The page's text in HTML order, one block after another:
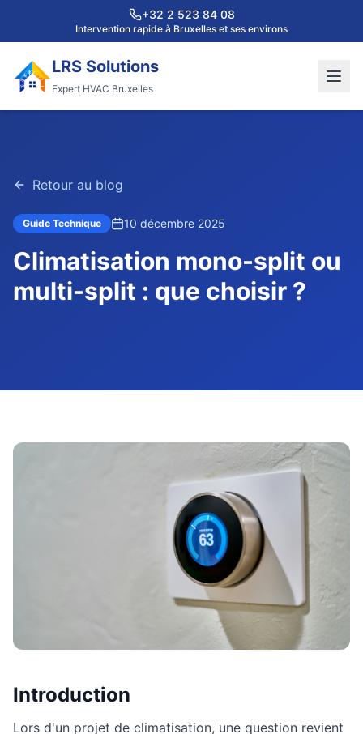
+32 2 523 84 08
Intervention rapide à Bruxelles et ses environs
LRS Solutions
Expert HVAC Bruxelles
Retour au blog
Guide Technique 10 décembre 2025
Climatisation mono-split ou
multi-split : que choisir ?
Introduction
Lors d'un projet de climatisation, une question revient